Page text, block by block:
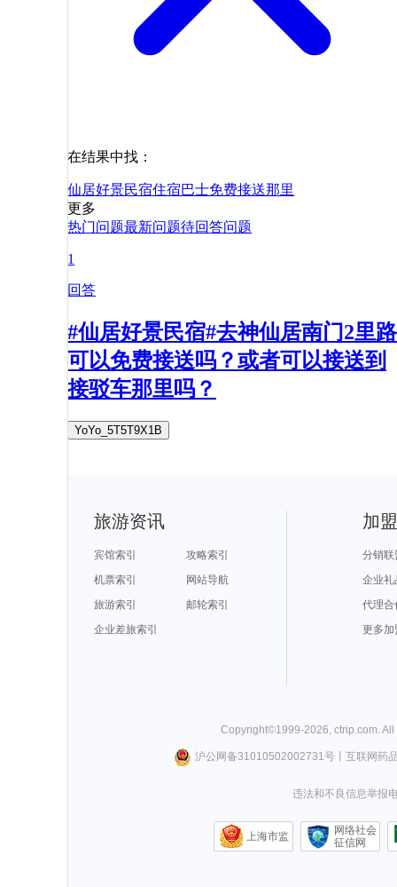
在结果中找：
仙居好景民宿住宿巴士免费接送那里
更多
热门问题最新问题待回答问题
1
回答
#仙居好景民宿#去神仙居南门2里路
可以免费接送吗？或者可以接送到
接驳车那里吗？
YoYo_5T5T9X1B
旅游资讯
宾馆索引
攻略索引
机票索引
网站导航
旅游索引
邮轮索引
企业差旅索引
加
分销联
企业礼
代理合
更多加
Copyright©1999-2026 ctrip.com .
沪公网备31010502002731号丨 互联网药
违法和不良信息举报
上海市监
网络社会
征信网